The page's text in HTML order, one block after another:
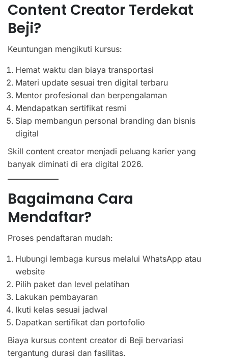
Content Creator Terdekat
Beji?
Keuntungan mengikuti kursus:
Hemat waktu dan biaya transportasi
Materi update sesuai tren digital terbaru
Mentor profesional dan berpengalaman
Mendapatkan sertifikat resmi
Siap membangun personal branding dan bisnis
digital
Skill content creator menjadi peluang karier yang
banyak diminati di era digital 2026.
Bagaimana Cara
Mendaftar?
Proses pendaftaran mudah:
Hubungi lembaga kursus melalui WhatsApp atau
website
Pilih paket dan level pelatihan
Lakukan pembayaran
Ikuti kelas sesuai jadwal
Dapatkan sertifikat dan portofolio
Biaya kursus content creator di Beji bervariasi
tergantung durasi dan fasilitas.